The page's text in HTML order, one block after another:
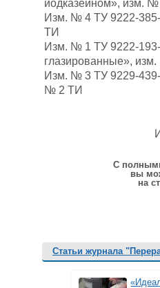
йодказеином», изм.
Изм. № 4 ТУ 9222-
ТИ
Изм. № 1 ТУ 9222-
глазированные»,
Изм. № 3 ТУ 9229-
№ 2 ТИ
С
вы
на
Статьи журнала